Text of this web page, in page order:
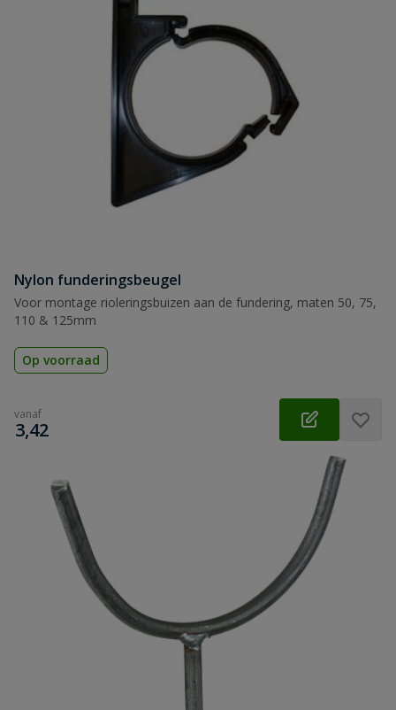
Nylon funderingsbeugel
Voor montage rioleringsbuizen aan de fundering, maten 50, 75,
110 & 125mm
Op voorraad
vanaf
€
3,42